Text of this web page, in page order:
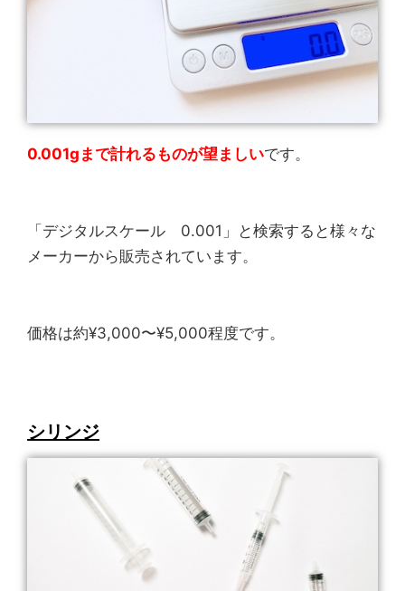
0.001gまで計れるものが望ましいです。
「デジタルスケール 0.001」と検索すると様々な
メーカーから販売されています。
価格は約¥3,000〜¥5,000程度です。
シリンジ